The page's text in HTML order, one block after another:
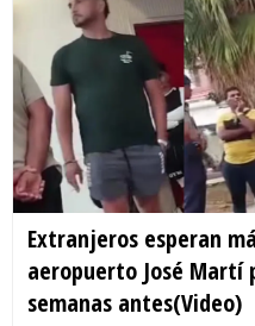
Extranjeros esperan
aeropuerto José
semanas antes(Video)